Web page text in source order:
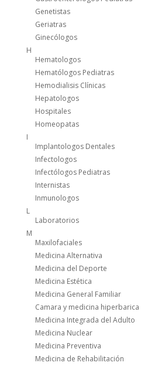
Genetistas
Geriatras
Ginecólogos
H
Hematologos
Hematólogos Pediatras
Hemodialisis Clínicas
Hepatologos
Hospitales
Homeopatas
I
Implantologos Dentales
Infectologos
Infectólogos Pediatras
Internistas
Inmunologos
L
Laboratorios
M
Maxilofaciales
Medicina Alternativa
Medicina del Deporte
Medicina Estética
Medicina General Familiar
Camara y medicina hiperbarica
Medicina Integrada del Adulto
Medicina Nuclear
Medicina Preventiva
Medicina de Rehabilitación